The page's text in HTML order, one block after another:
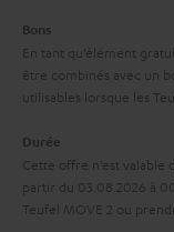
e
x
d
i
s
à
l
g
a
Bons
En tant qu’élément
être combinés avec un
utilisables lorsque les
Durée
Cette offre n’est
partir du 03.08.2026 à
Teufel MOVE 2 ou